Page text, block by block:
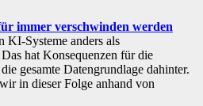
immer verschwinden werden
KI-Systeme anders als
hat Konsequenzen für die
gesamte Datengrundlage dahinter.
in dieser Folge anhand von